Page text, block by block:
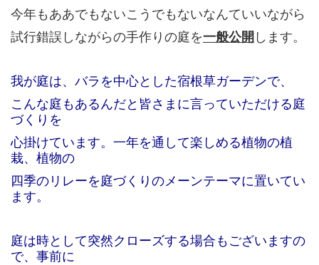
＜冬休みブログ＞
＜花友のお庭＞
プロフィール
お問合せ
今年もああでもないこうでもないなんていいながら
試行錯誤しながらの手作りの庭を一般公開 します。
我が庭は、バラを中心とした宿根草ガーデンで、
こんな庭もあるんだと皆さまに言っていただける庭
づくりを
心掛けています。一年を通して楽しめる植物の植
栽、植物の
四季のリレーを庭づくりのメーンテーマに置いてい
ます。
庭は時として突然クローズする場合もございますの
で、事前に